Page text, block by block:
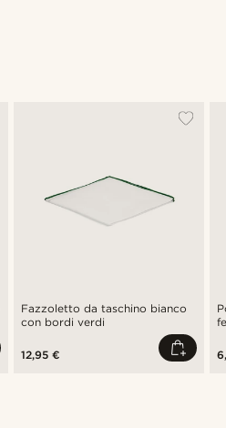
Fazzoletto da taschino bianco
con bordi verdi
12,95 €